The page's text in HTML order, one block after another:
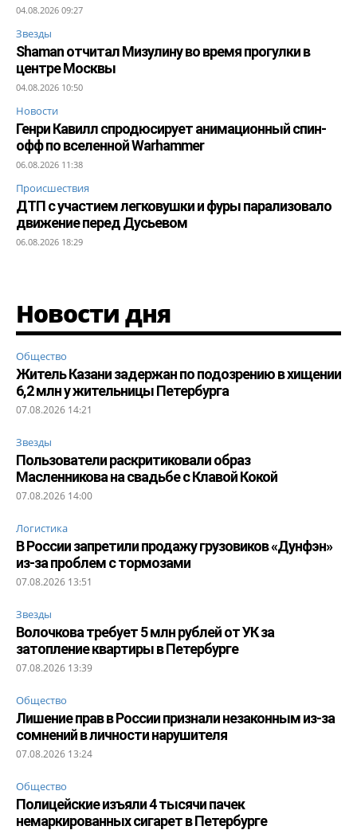
04.08.2026 09:27
Звезды
Shaman отчитал Мизулину во время прогулки в
центре Москвы
04.08.2026 10:50
Новости
Генри Кавилл спродюсирует анимационный спин-
офф по вселенной Warhammer
06.08.2026 11:38
Происшествия
ДТП с участием легковушки и фуры парализовало
движение перед Дусьевом
06.08.2026 18:29
Новости дня
Общество
Житель Казани задержан по подозрению в хищении
6,2 млн у жительницы Петербурга
07.08.2026 14:21
Звезды
Пользователи раскритиковали образ
Масленникова на свадьбе с Клавой Кокой
07.08.2026 14:00
Логистика
В России запретили продажу грузовиков «Дунфэн»
из-за проблем с тормозами
07.08.2026 13:51
Звезды
Волочкова требует 5 млн рублей от УК за
затопление квартиры в Петербурге
07.08.2026 13:39
Общество
Лишение прав в России признали незаконным из-за
сомнений в личности нарушителя
07.08.2026 13:24
Общество
Полицейские изъяли 4 тысячи пачек
немаркированных сигарет в Петербурге